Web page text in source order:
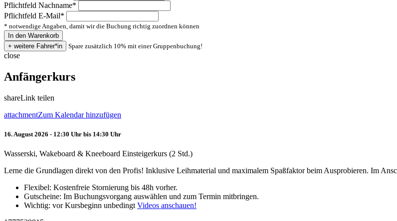
Pflichtfeld Nachname*
Pflichtfeld E-Mail*
* notwendige Angaben, damit wir die Buchung richtig zuordnen können
Spare zusätzlich 10% mit einer Gruppenbuchung!
close
Anfängerkurs
shareLink teilen
attachmentZum Kalendar hinzufügen
16. August 2026 - 12:30 Uhr bis 14:30 Uhr
Wasserski, Wakeboard & Kneeboard Einsteigerkurs (2 Std.)
Lerne die Grundlagen direkt von den Profis! Inklusive Leihmaterial und maximalem Spaßfaktor beim Ausprobieren. Im
Flexibel: Kostenfreie Stornierung bis 48h vorher.
Gutscheine: Im Buchungsvorgang auswählen und zum Termin mitbringen.
Wichtig: vor Kursbeginn unbedingt Videos anschauen!